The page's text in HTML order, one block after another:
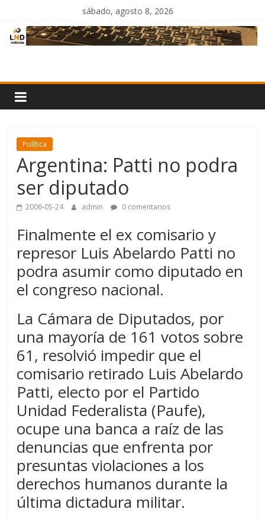
contenido
sábado, agosto 8, 2026
Noticias
Política
Argentina: Patti no podra
ser diputado
2006-05-24 admin 0 comentarios
Finalmente el ex comisario y
represor Luis Abelardo Patti no
podra asumir como diputado en
el congreso nacional.
La Cámara de Diputados, por
una mayoría de 161 votos sobre
61, resolvió impedir que el
comisario retirado Luis Abelardo
Patti, electo por el Partido
Unidad Federalista (Paufe),
ocupe una banca a raíz de las
denuncias que enfrenta por
presuntas violaciones a los
derechos humanos durante la
última dictadura militar.